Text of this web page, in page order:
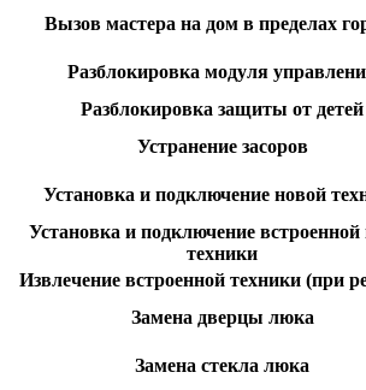
Вызов мастера на дом в пределах
Разблокировка модуля
Разблокировка защиты от детей
Устранение засоров
Установка и подключение новой
Установка и подключение встроенной
техники
Извлечение встроенной техники (при
Замена дверцы люка
Замена стекла люка